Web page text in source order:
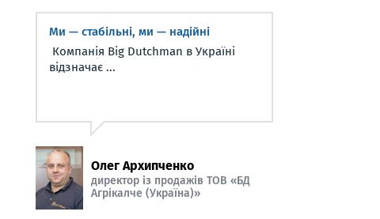
Ми — стабільні, ми — надійні
Компанія Big Dutchman в Україні
відзначає ...
Олег Архипченко
директор із продажів ТОВ «БД
Агрікалче (Україна)»